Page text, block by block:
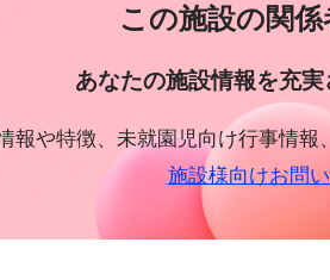
この施設の関
あなたの施設情報を充実
報や特徴、未就園児向け行事情報
施設様向けお問